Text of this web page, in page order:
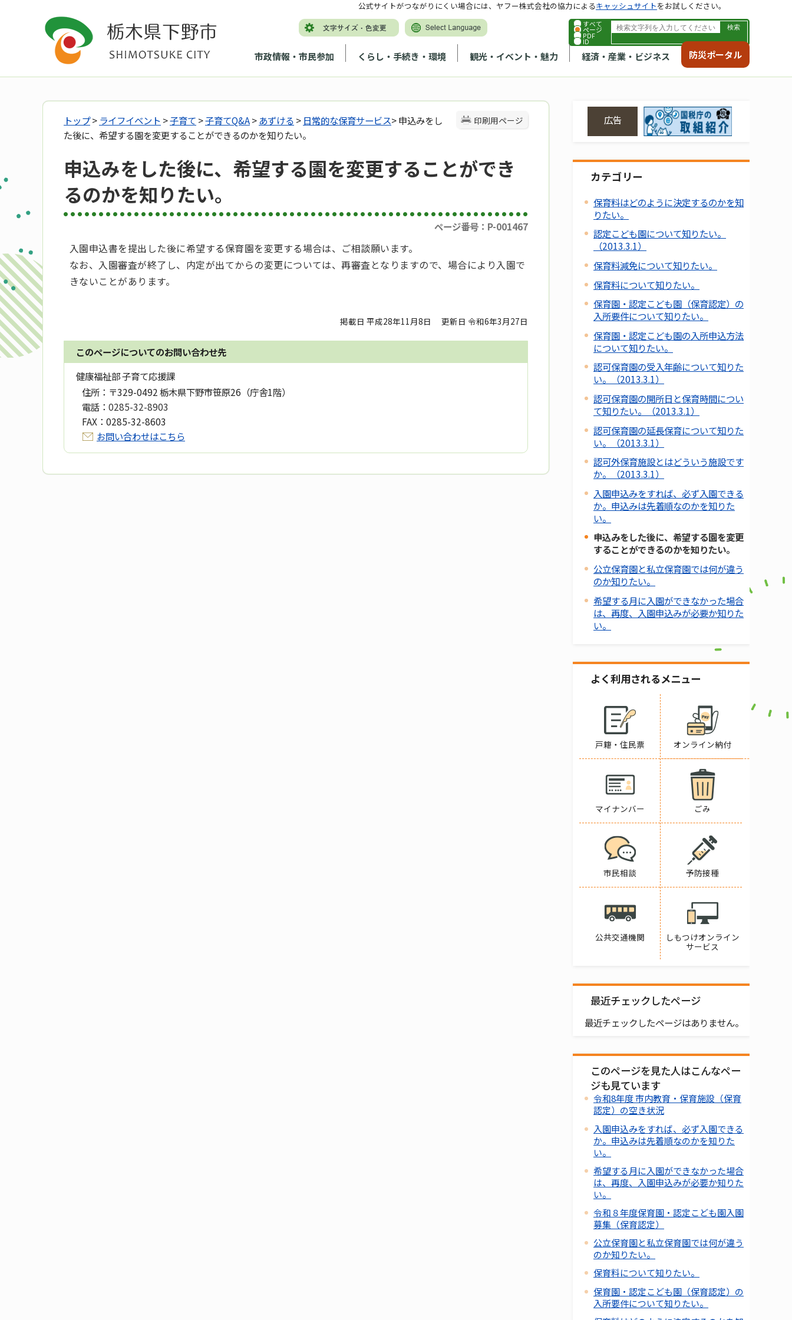
すべて
ページ
PDF
ID
市政情報・市民参加 くらし・手続き・環境 観光・イベント・魅力 経済・産業・ビジネス 防災ポータル
公式サイトがつながりにくい場合には、ヤフー株式会社の協力によるキャッシュサイトをお試しください。
印刷用ページ
トップ> ライフイベント >子育て >子育てQ&A>あずける > 日常的な保育サービス> 申込みをし
た後に、希望する園を変更することができるのかを知りたい。
申込みをした後に、希望する園を変更することができ
るのかを知りたい。
ページ番号：P-001467
入園申込書を提出した後に希望する保育園を変更する場合は、ご相談願います。
なお、入園審査が終了し、内定が出てからの変更については、再審査となりますので、場合により入園で
きないことがあります。
掲載日 平成28年11月8日 更新日 令和6年3月27日
このページについてのお問い合わせ先
健康福祉部 子育て応援課
住所： 〒329-0492 栃木県下野市笹原26（庁舎1階）
電話： 0285-32-8903
FAX： 0285-32-8603
お問い合わせはこちら
広告
カテゴリー
保育料はどのように決定するのかを知
りたい。
認定こども園について知りたい。
（2013.3.1）
保育料減免について知りたい。
保育料について知りたい。
保育園・認定こども園（保育認定）の
入所要件について知りたい。
保育園・認定こども園の入所申込方法
について知りたい。
認可保育園の受入年齢について知りた
い。（2013.3.1）
認可保育園の開所日と保育時間につい
て知りたい。（2013.3.1）
認可保育園の延長保育について知りた
い。（2013.3.1）
認可外保育施設とはどういう施設です
か。（2013.3.1）
入園申込みをすれば、必ず入園できる
か。申込みは先着順なのかを知りた
い。
申込みをした後に、希望する園を変更
することができるのかを知りたい。
公立保育園と私立保育園では何が違う
のか知りたい。
希望する月に入園ができなかった場合
は、再度、入園申込みが必要か知りた
い。
よく利用されるメニュー
戸籍・住民票 オンライン納付
マイナンバー ごみ
市民相談 予防接種
公共交通機関
しもつけオンライン
サービス
最近チェックしたページ
最近チェックしたページはありません。
このページを見た人はこんなペー
ジも見ています
令和8年度 市内教育・保育施設（保育
認定）の空き状況
入園申込みをすれば、必ず入園できる
か。申込みは先着順なのかを知りた
い。
希望する月に入園ができなかった場合
は、再度、入園申込みが必要か知りた
い。
令和８年度保育園・認定こども園入園
募集（保育認定）
公立保育園と私立保育園では何が違う
のか知りたい。
保育料について知りたい。
保育園・認定こども園（保育認定）の
入所要件について知りたい。